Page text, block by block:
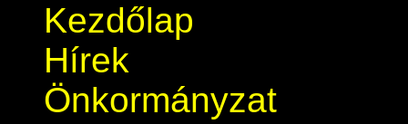
Kezdőlap
Hírek
Önkormányzat